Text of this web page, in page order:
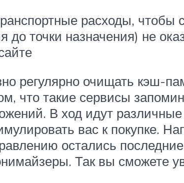
расходы, чтобы
до точки назначения) не
регулярно очищать кэш-
что такие сервисы
В ход идут различные
вас к покупке.
остались
Так вы сможете